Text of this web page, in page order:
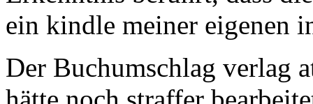
ein kindle meiner eigenen
Der Buchumschlag verlag